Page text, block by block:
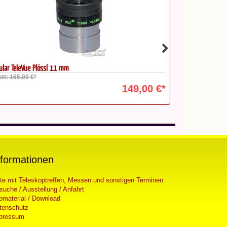
f/4 ICS ATD PFS komplettes...
5.199,00 €*
mit Teleskoptreffen, Messen und sonstigen Terminen
/ Ausstellung / Anfahrt
/ Download